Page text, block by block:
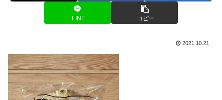
LINE コピー
2021.10.21